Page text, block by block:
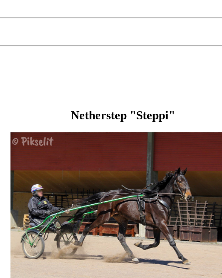
Netherstep "Steppi"